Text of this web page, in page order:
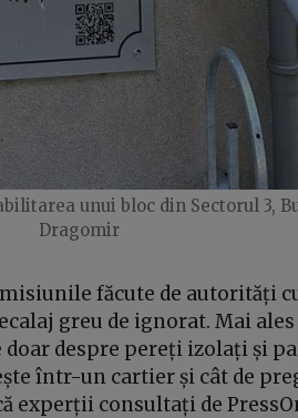
unui bloc din Sectorul 3,
Dragomir
făcute de autorități
greu de ignorat. Mai
despre pereți izolați și
într-un cartier și cât de
experții consultați de